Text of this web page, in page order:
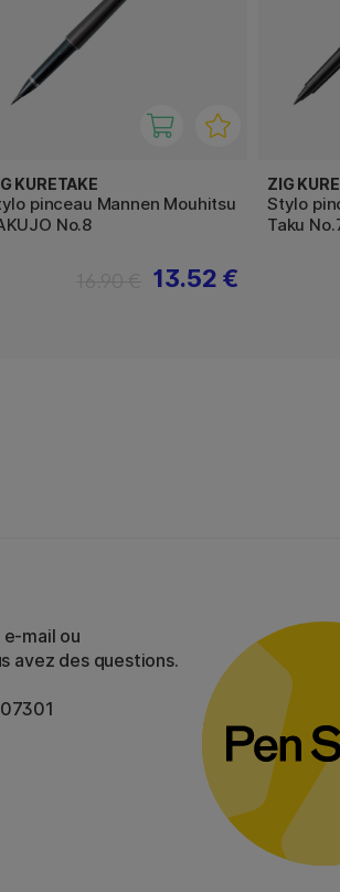
KURETAKE
pinceau Mannen Mouhitsu
No.8
13.52 €
ZIG
Stylo
Taku
mail ou
avez des questions.